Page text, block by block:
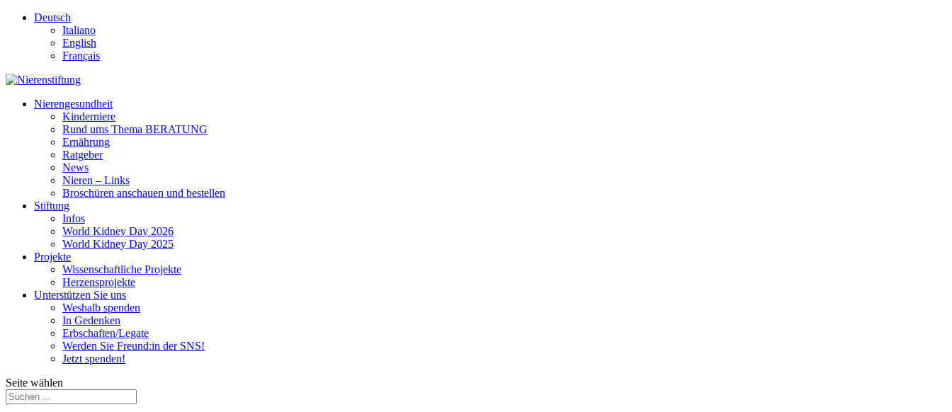
Deutsch
Italiano
English
Français
Nierengesundheit
Kinderniere
Rund ums Thema BERATUNG
Ernährung
Ratgeber
News
Nieren – Links
Broschüren anschauen und bestellen
Stiftung
Infos
World Kidney Day 2026
World Kidney Day 2025
Projekte
Wissenschaftliche Projekte
Herzensprojekte
Unterstützen Sie uns
Weshalb spenden
In Gedenken
Erbschaften/Legate
Werden Sie Freund:in der SNS!
Jetzt spenden!
Seite wählen